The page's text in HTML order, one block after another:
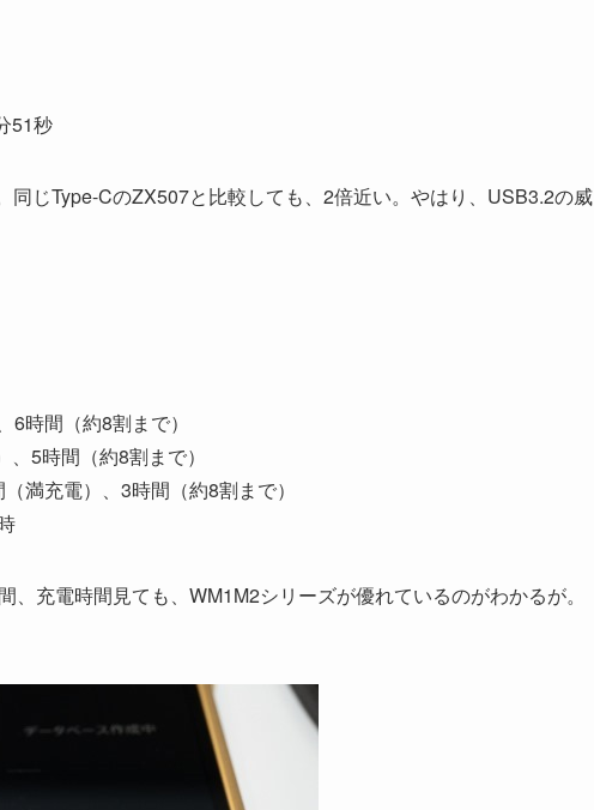
51秒
同じType-CのZX507と比較しても、2倍近い。やはり、USB3.2の威
時間（約8割まで）
5時間（約8割まで）
満充電）、3時間（約8割まで）
充電時間見ても、WM1M2シリーズが優れているのがわかるが。